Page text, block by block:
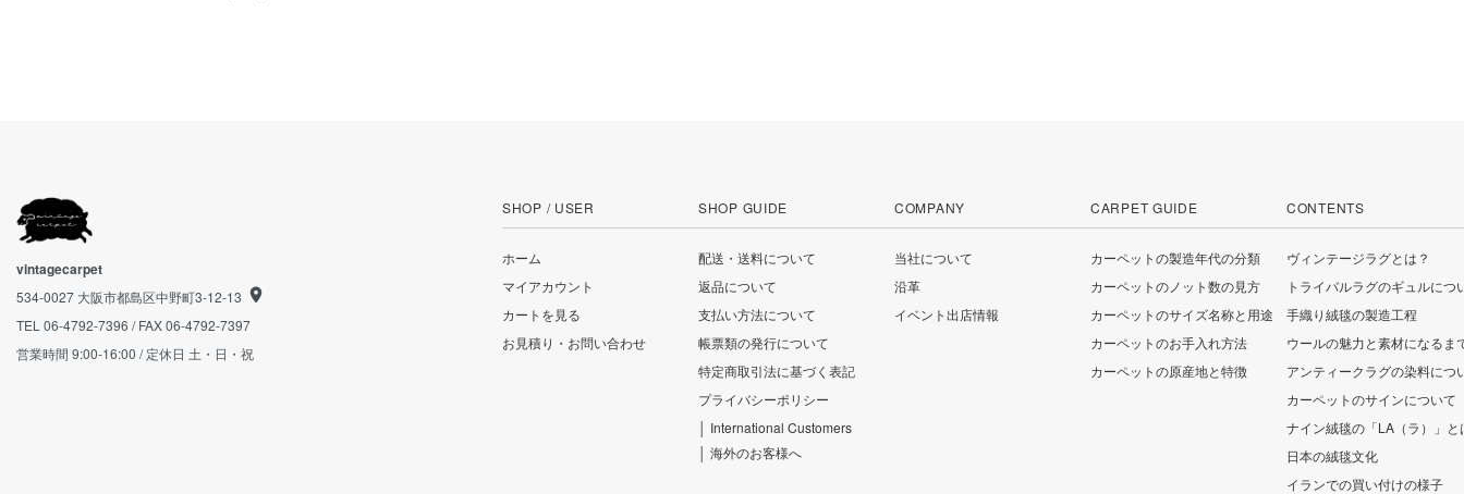
vintagecarpet
534-0027 大阪市都島区中野町3-12-13
TEL 06-4792-7396 / FAX 06-4792-7397
営業時間 9:00-16:00 / 定休日 土・日・祝
SHOP / USER
ホーム
マイアカウント
カートを見る
お見積り・お問い合わせ
SHOP GUIDE
配送・送料について
返品について
支払い方法について
帳票類の発行について
特定商取引法に基づく表記
プライバシーポリシー
│ International Customers
│ 海外のお客様へ
COMPANY
当社について
沿革
イベント出店情報
CARPET GUIDE
カーペットの製造年代の分類
カーペットのノット数の見方
カーペットのサイズ名称と用途
カーペットのお手入れ方法
カーペットの原産地と特徴
CONTENTS
ヴィンテージラグとは？
トライバルラグのギュルにつ
手織り絨毯の製造工程
ウールの魅力と素材になるま
アンティークラグの染料につ
カーペットのサインについて
ナイン絨毯の「LA（ラ）」と
日本の絨毯文化
イランでの買い付けの様子